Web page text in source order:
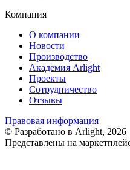
Компания
О компании
Новости
Производство
Академия Arlight
Проекты
Сотрудничество
Отзывы
Правовая информация
© Разработано в Arlight, 2026
Представлены на